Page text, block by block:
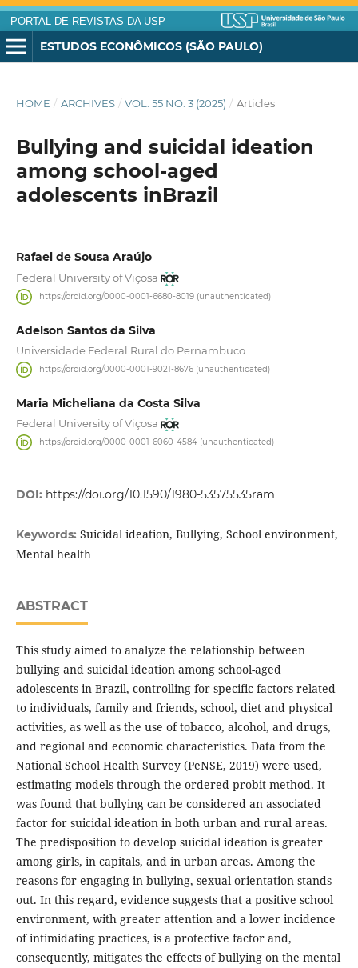
PORTAL DE REVISTAS DA USP
ESTUDOS ECONÔMICOS (SÃO PAULO)
HOME / ARCHIVES / VOL. 55 NO. 3 (2025) / Articles
Bullying and suicidal ideation
among school-aged
adolescents inBrazil
Rafael de Sousa Araújo
Federal University of Viçosa
https://orcid.org/0000-0001-6680-8019 (unauthenticated)
Adelson Santos da Silva
Universidade Federal Rural do Pernambuco
https://orcid.org/0000-0001-9021-8676 (unauthenticated)
Maria Micheliana da Costa Silva
Federal University of Viçosa
https://orcid.org/0000-0001-6060-4584 (unauthenticated)
DOI: https://doi.org/10.1590/1980-53575535ram
Keywords: Suicidal ideation, Bullying, School environment,
Mental health
ABSTRACT
This study aimed to analyze the relationship between
bullying and suicidal ideation among school-aged
adolescents in Brazil, controlling for specific factors related
to individuals, family and friends, school, diet and physical
activities, as well as the use of tobacco, alcohol, and drugs,
and regional and economic characteristics. Data from the
National School Health Survey (PeNSE, 2019) were used,
estimating models through the ordered probit method. It
was found that bullying can be considered an associated
factor for suicidal ideation in both urban and rural areas.
The predisposition to develop suicidal ideation is greater
among girls, in capitals, and in urban areas. Among the
reasons for engaging in bullying, sexual orientation stands
out. In this regard, evidence suggests that a positive school
environment, with greater attention and a lower incidence
of intimidating practices, is a protective factor and,
consequently, mitigates the effects of bullying on the mental